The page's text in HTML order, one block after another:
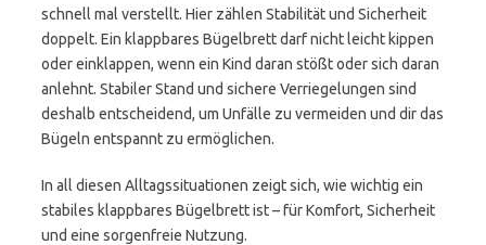
schnell mal verstellt. Hier zählen Stabilität und Sicherheit
doppelt. Ein klappbares Bügelbrett darf nicht leicht kippen
oder einklappen, wenn ein Kind daran stößt oder sich daran
anlehnt. Stabiler Stand und sichere Verriegelungen sind
deshalb entscheidend, um Unfälle zu vermeiden und dir das
Bügeln entspannt zu ermöglichen.
In all diesen Alltagssituationen zeigt sich, wie wichtig ein
stabiles klappbares Bügelbrett ist – für Komfort, Sicherheit
und eine sorgenfreie Nutzung.